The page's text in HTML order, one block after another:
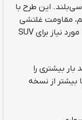
این طرح با
مقاومت غلتشی
و مسافت پیموده شده عالی، تمام شرایط مورد نیاز برای SUV
بیشتری را
بیشتر از نسخه